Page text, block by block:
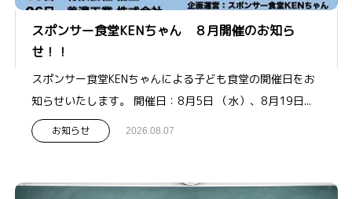
スポンサー食堂KENちゃん ８月開催のお知ら
せ！！
スポンサー食堂KENちゃんによる子ども食堂の開催日をお
知らせいたします。 開催日：8月5日 （水）、8月19日...
お知らせ 2026.08.07